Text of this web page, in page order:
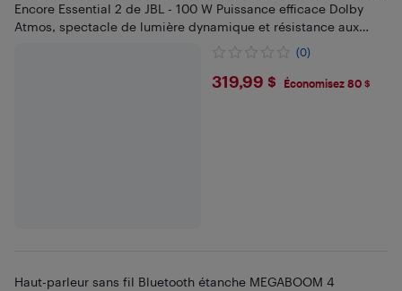
Encore Essential 2 de JBL - 100 W Puissance efficace Dolby
Atmos, spectacle de lumière dynamique et résistance aux
(0)
$319.99
319,99 $ Économisez 80 $
Haut-parleur sans fil Bluetooth étanche MEGABOOM 4